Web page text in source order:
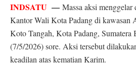
INDSATU — Massa aksi menggelar
Kantor Wali Kota Padang di kawasan
Koto Tangah, Kota Padang, Sumatera
(7/5/2026) sore. Aksi tersebut
keadilan atas kematian Karim.